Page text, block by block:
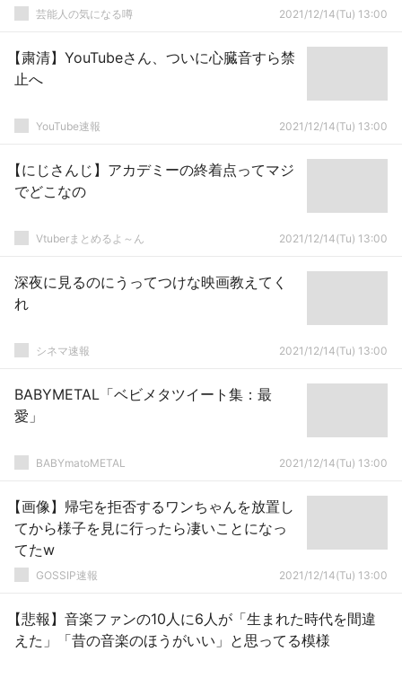
芸能人の気になる噂 2021/12/14(Tu) 13:00
【粛清】YouTubeさん、ついに心臓音すら禁
止へ
YouTube速報 2021/12/14(Tu) 13:00
【にじさんじ】アカデミーの終着点ってマジ
でどこなの
Vtuberまとめるよ～ん 2021/12/14(Tu) 13:00
深夜に見るのにうってつけな映画教えてく
れ
シネマ速報 2021/12/14(Tu) 13:00
BABYMETAL「ベビメタツイート集：最
愛」
BABYmatoMETAL 2021/12/14(Tu) 13:00
【画像】帰宅を拒否するワンちゃんを放置し
てから様子を見に行ったら凄いことになっ
てたw
GOSSIP速報 2021/12/14(Tu) 13:00
【悲報】音楽ファンの10人に6人が「生まれた時代を間違
えた」「昔の音楽のほうがいい」と思ってる模様